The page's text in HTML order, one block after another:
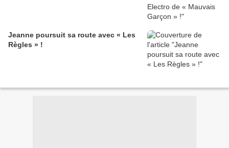
Jeanne poursuit sa route avec « Les
Règles » !